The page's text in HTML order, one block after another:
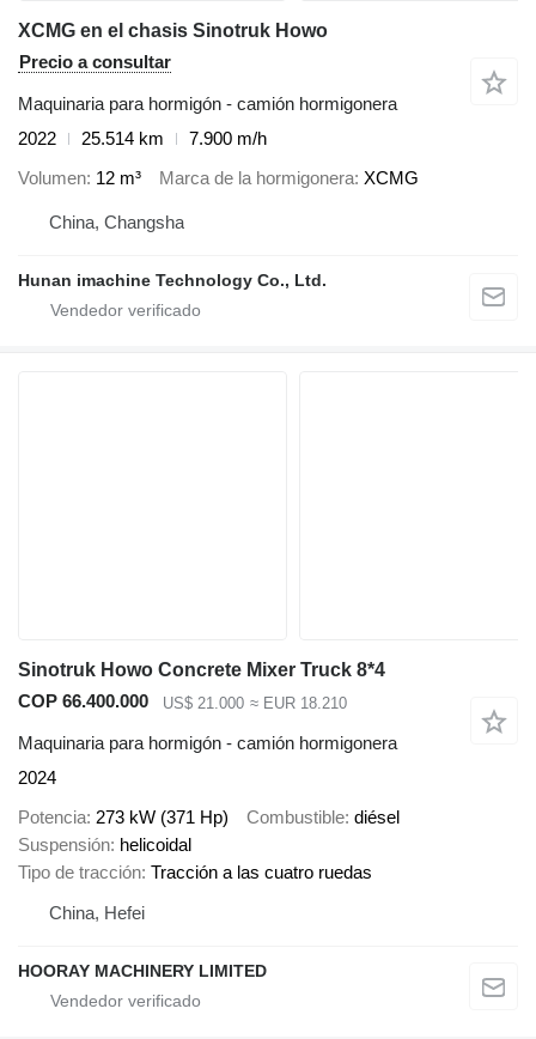
XCMG en el chasis Sinotruk Howo
Precio a consultar
Maquinaria para hormigón - camión hormigonera
2022
25.514 km
7.900 m/h
Volumen 12 m³ Marca de la hormigonera XCMG
China, Changsha
Hunan imachine Technology Co., Ltd.
Sinotruk Howo Concrete Mixer Truck 8*4
COP 66.400.000
US$ 21.000 ≈ EUR 18.210
Maquinaria para hormigón - camión hormigonera
2024
Potencia 273 kW (371 Hp) Combustible diésel
Suspensión helicoidal
Tipo de tracción Tracción a las cuatro ruedas
China, Hefei
HOORAY MACHINERY LIMITED